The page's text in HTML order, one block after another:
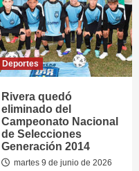
Deportes
Rivera quedó
eliminado del
Campeonato Nacional
de Selecciones
Generación 2014
martes 9 de junio de 2026